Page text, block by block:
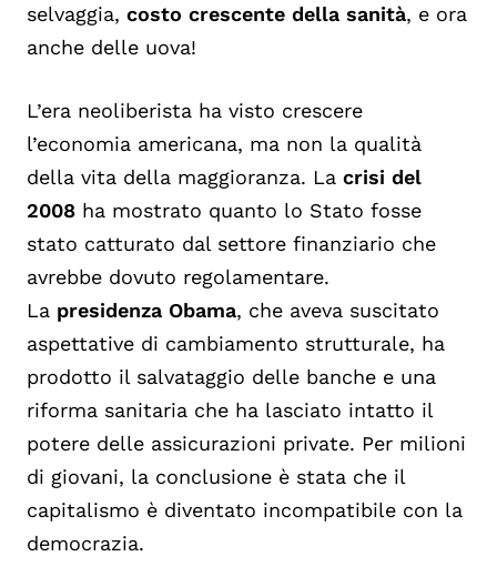
selvaggia, costo crescente della sanità, e ora
anche delle uova!
L’era neoliberista ha visto crescere
l’economia americana, ma non la qualità
della vita della maggioranza. La crisi del
2008 ha mostrato quanto lo Stato fosse
stato catturato dal settore finanziario che
avrebbe dovuto regolamentare.
La presidenza Obama, che aveva suscitato
aspettative di cambiamento strutturale, ha
prodotto il salvataggio delle banche e una
riforma sanitaria che ha lasciato intatto il
potere delle assicurazioni private. Per milioni
di giovani, la conclusione è stata che il
capitalismo è diventato incompatibile con la
democrazia.